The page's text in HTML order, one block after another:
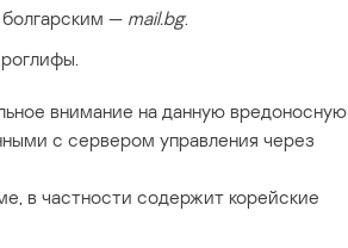
— mail.bg.
внимание на данную вредоносную
с сервером управления через
в частности содержит корейские